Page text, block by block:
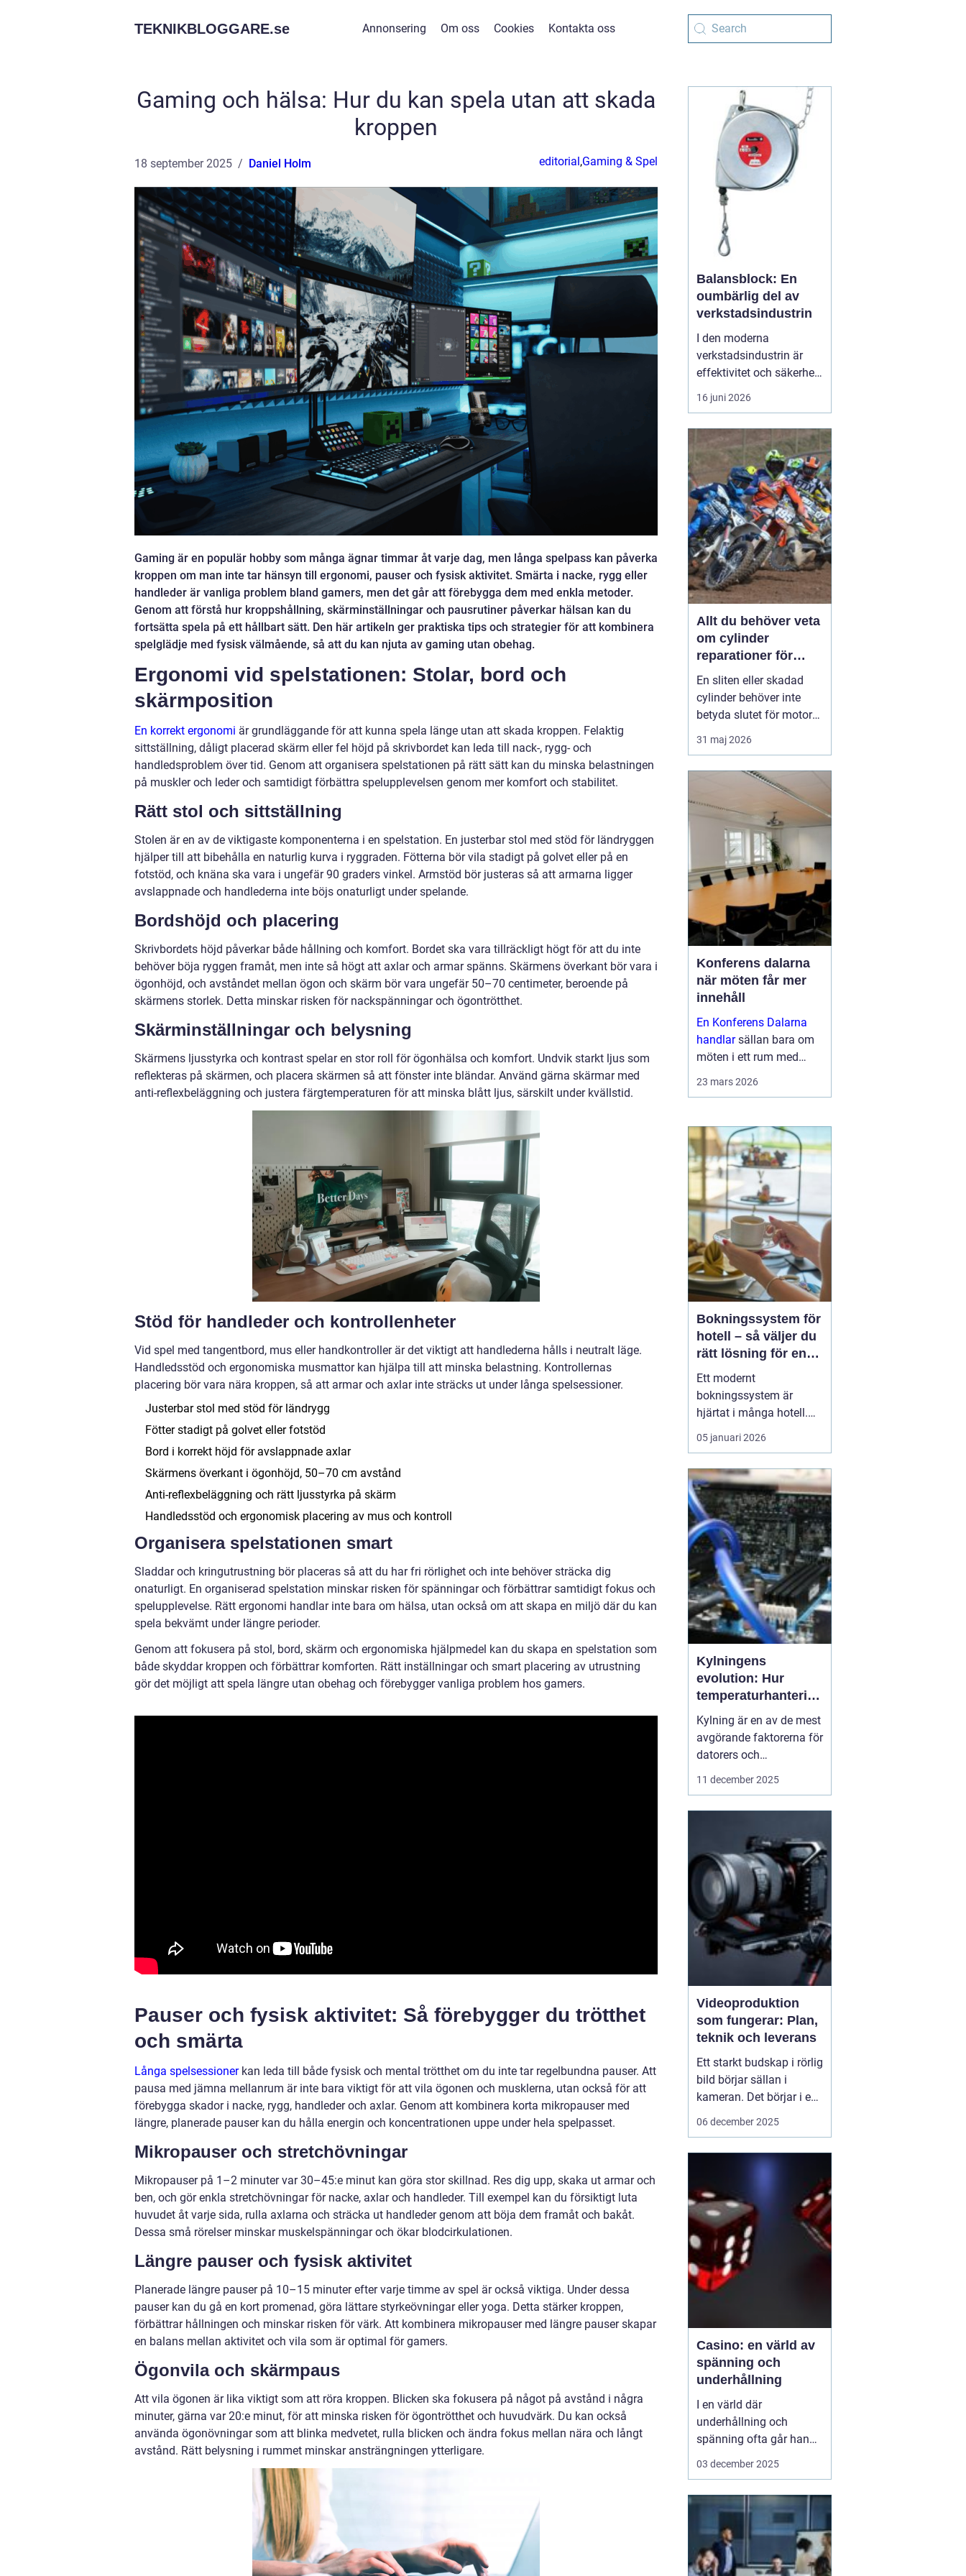
TEKNIKBLOGGARE.se Annonsering Om oss Cookies Kontakta oss
Gaming och hälsa: Hur du kan spela utan att skada
kroppen
18 september 2025 Daniel Holm editorial,Gaming & Spel
Gaming är en populär hobby som många ägnar timmar åt varje dag, men långa spelpass kan påverka
kroppen om man inte tar hänsyn till ergonomi, pauser och fysisk aktivitet. Smärta i nacke, rygg eller
handleder är vanliga problem bland gamers, men det går att förebygga dem med enkla metoder.
Genom att förstå hur kroppshållning, skärminställningar och pausrutiner påverkar hälsan kan du
fortsätta spela på ett hållbart sätt. Den här artikeln ger praktiska tips och strategier för att kombinera
spelglädje med fysisk välmående, så att du kan njuta av gaming utan obehag.
Ergonomi vid spelstationen: Stolar, bord och
skärmposition
En korrekt ergonomi är grundläggande för att kunna spela länge utan att skada kroppen. Felaktig
sittställning, dåligt placerad skärm eller fel höjd på skrivbordet kan leda till nack-, rygg- och
handledsproblem över tid. Genom att organisera spelstationen på rätt sätt kan du minska belastningen
på muskler och leder och samtidigt förbättra spelupplevelsen genom mer komfort och stabilitet.
Rätt stol och sittställning
Stolen är en av de viktigaste komponenterna i en spelstation. En justerbar stol med stöd för ländryggen
hjälper till att bibehålla en naturlig kurva i ryggraden. Fötterna bör vila stadigt på golvet eller på en
fotstöd, och knäna ska vara i ungefär 90 graders vinkel. Armstöd bör justeras så att armarna ligger
avslappnade och handlederna inte böjs onaturligt under spelande.
Bordshöjd och placering
Skrivbordets höjd påverkar både hållning och komfort. Bordet ska vara tillräckligt högt för att du inte
behöver böja ryggen framåt, men inte så högt att axlar och armar spänns. Skärmens överkant bör vara i
ögonhöjd, och avståndet mellan ögon och skärm bör vara ungefär 50–70 centimeter, beroende på
skärmens storlek. Detta minskar risken för nackspänningar och ögontrötthet.
Skärminställningar och belysning
Skärmens ljusstyrka och kontrast spelar en stor roll för ögonhälsa och komfort. Undvik starkt ljus som
reflekteras på skärmen, och placera skärmen så att fönster inte bländar. Använd gärna skärmar med
anti-reflexbeläggning och justera färgtemperaturen för att minska blått ljus, särskilt under kvällstid.
Stöd för handleder och kontrollenheter
Vid spel med tangentbord, mus eller handkontroller är det viktigt att handlederna hålls i neutralt läge.
Handledsstöd och ergonomiska musmattor kan hjälpa till att minska belastning. Kontrollernas
placering bör vara nära kroppen, så att armar och axlar inte sträcks ut under långa spelsessioner.
Justerbar stol med stöd för ländrygg
Fötter stadigt på golvet eller fotstöd
Bord i korrekt höjd för avslappnade axlar
Skärmens överkant i ögonhöjd, 50–70 cm avstånd
Anti-reflexbeläggning och rätt ljusstyrka på skärm
Handledsstöd och ergonomisk placering av mus och kontroll
Organisera spelstationen smart
Sladdar och kringutrustning bör placeras så att du har fri rörlighet och inte behöver sträcka dig
onaturligt. En organiserad spelstation minskar risken för spänningar och förbättrar samtidigt fokus och
spelupplevelse. Rätt ergonomi handlar inte bara om hälsa, utan också om att skapa en miljö där du kan
spela bekvämt under längre perioder.
Genom att fokusera på stol, bord, skärm och ergonomiska hjälpmedel kan du skapa en spelstation som
både skyddar kroppen och förbättrar komforten. Rätt inställningar och smart placering av utrustning
gör det möjligt att spela längre utan obehag och förebygger vanliga problem hos gamers.
Pauser och fysisk aktivitet: Så förebygger du trötthet
och smärta
Långa spelsessionerkan leda till både fysisk och mental trötthet om du inte tar regelbundna pauser. Att
pausa med jämna mellanrum är inte bara viktigt för att vila ögonen och musklerna, utan också för att
förebygga skador i nacke, rygg, handleder och axlar. Genom att kombinera korta mikropauser med
längre, planerade pauser kan du hålla energin och koncentrationen uppe under hela spelpasset.
Mikropauser och stretchövningar
Mikropauser på 1–2 minuter var 30–45:e minut kan göra stor skillnad. Res dig upp, skaka ut armar och
ben, och gör enkla stretchövningar för nacke, axlar och handleder. Till exempel kan du försiktigt luta
huvudet åt varje sida, rulla axlarna och sträcka ut handleder genom att böja dem framåt och bakåt.
Dessa små rörelser minskar muskelspänningar och ökar blodcirkulationen.
Längre pauser och fysisk aktivitet
Planerade längre pauser på 10–15 minuter efter varje timme av spel är också viktiga. Under dessa
pauser kan du gå en kort promenad, göra lättare styrkeövningar eller yoga. Detta stärker kroppen,
förbättrar hållningen och minskar risken för värk. Att kombinera mikropauser med längre pauser skapar
en balans mellan aktivitet och vila som är optimal för gamers.
Ögonvila och skärmpaus
Att vila ögonen är lika viktigt som att röra kroppen. Blicken ska fokusera på något på avstånd i några
minuter, gärna var 20:e minut, för att minska risken för ögontrötthet och huvudvärk. Du kan också
använda ögonövningar som att blinka medvetet, rulla blicken och ändra fokus mellan nära och långt
avstånd. Rätt belysning i rummet minskar ansträngningen ytterligare.
Balansblock: En
oumbärlig del av
verkstadsindustrin
I den moderna
verkstadsindustrin är
effektivitet och säkerhet
grundpelare som inte får
komprometteras. För
tunga verktyg och
maskiner är det
avgörande att ha rätt
hjälpmedel fö...
16 juni 2026
Allt du behöver veta
om cylinder
reparationer för
motorcyklar och
snöskotrar
En sliten eller skadad
cylinder behöver inte
betyda slutet för motorn.
Med rätt kunskap,
noggrann felsökning och
det ofta att rädda även
hårt drabbade motorer.
För den som kör
motocross, enduro eller
snöskoter kan en väl
utför...
31 maj 2026
Konferens dalarna
när möten får mer
innehåll
En Konferens Dalarna
handlarsällan bara om
möten i ett rum med
människor faktiskt
hinner mötas, tänka klart
och bygga relatio...
23 mars 2026
Bokningssystem för
hotell – så väljer du
rätt lösning för en
modern
hotellvardag
Ett modernt
bokningssystem är
hjärtat i många hotell.
När gäster förväntar sig
snabba svar, enkla
in- och utcheckningar
behöver hotellen ett
digitalt stöd som håller
samma te...
05 januari 2026
Kylningens
evolution: Hur
temperaturhantering
formar prestanda
och design
Kylning är en av de mest
avgörande faktorerna för
datorers och
elektronikkomponenters
bara livslängden på
processorer och
grafikkort...
11 december 2025
Videoproduktion
som fungerar: Plan,
teknik och leverans
Ett starkt budskap i rörlig
bild börjar sällan i
kameran. Det börjar i en
tydlig plan. När företag
handlar det om att knyta
teknik och distribution.
D&ari...
06 december 2025
Casino: en värld av
spänning och
underhållning
I en värld där
underhållning och
spänning ofta går hand i
hand, framstår casinon
kombineras för att
skapa oförglömliga
upplevelser. Från de
glitt...
03 december 2025